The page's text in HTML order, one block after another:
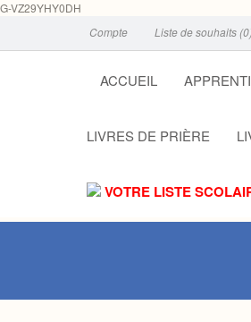
G-VZ29YHY0DH
Compte
Liste de souhaits
ACCUEIL
LIVRES DE PRIÈRE
VOTRE LISTE